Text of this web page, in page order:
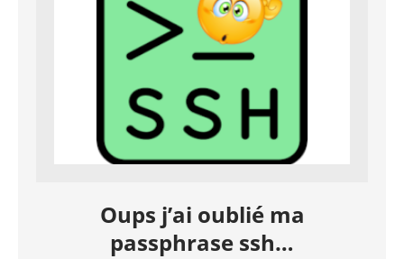
Oups j’ai oublié ma
passphrase ssh…